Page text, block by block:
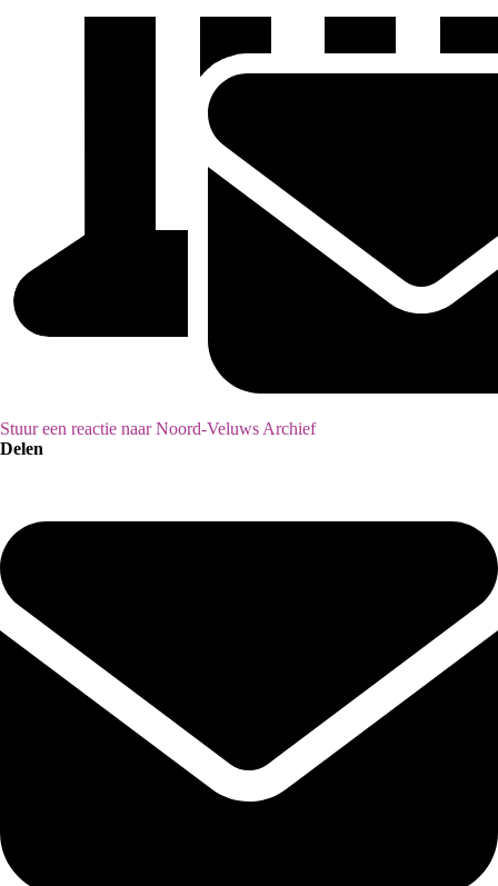
Stuur een reactie naar Noord-Veluws Archief
Delen